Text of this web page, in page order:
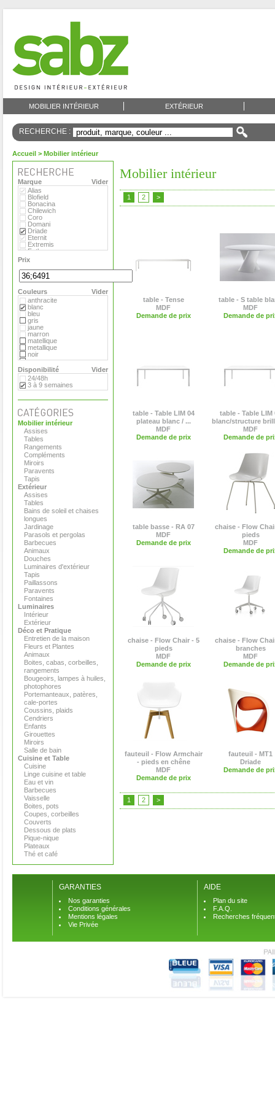
MOBILIER INTÉRIEUR EXTÉRIEUR
RECHERCHE :
Accueil > Mobilier intérieur
Vider
Marque
Alias
Blofield
Bonacina
Chilewich
Coro
Domani
Driade
Eternit
Extremis
Fatboy
Flora
Foscarini
Gandia Blasco
Hay
MDF
Magis
Marimekko
Matière Grise
Moroso
Paola Lenti
Plank
Pop Corn
Roda
Serralunga
Tribu
Vange
Versus
Viteo
Prix
Vider
Couleurs
anthracite
blanc
bleu
gris
jaune
marron
matellique
metallique
noir
orange
rouge
transparent
vert
Vider
Disponibilité
24/48h
3 à 9 semaines
Mobilier intérieur
Assises
Tables
Rangements
Compléments
Miroirs
Paravents
Tapis
Extérieur
Assises
Tables
Bains de soleil et chaises
longues
Jardinage
Parasols et pergolas
Barbecues
Animaux
Douches
Luminaires d'extérieur
Tapis
Paillassons
Paravents
Fontaines
Luminaires
Intérieur
Extérieur
Déco et Pratique
Entretien de la maison
Fleurs et Plantes
Animaux
Boites, cabas, corbeilles,
rangements
Bougeoirs, lampes à huiles,
photophores
Portemanteaux, patères,
cale-portes
Coussins, plaids
Cendriers
Enfants
Girouettes
Miroirs
Salle de bain
Cuisine et Table
Cuisine
Linge cuisine et table
Eau et vin
Barbecues
Vaisselle
Boites, pots
Coupes, corbeilles
Couverts
Dessous de plats
Pique-nique
Plateaux
Thé et café
Mobilier intérieur
1 2 >
table - Tense
MDF
Demande de prix
table - S table
MDF
Demande de
table - Table LIM 04
plateau blanc / ...
MDF
Demande de prix
table - Table LIM
blanc/structure
MDF
Demande de
table basse - RA 07
MDF
Demande de prix
chaise - Flow
pieds
MDF
Demande de
chaise - Flow Chair - 5
pieds
MDF
Demande de prix
chaise - Flow
branches
MDF
Demande de
fauteuil - Flow Armchair
- pieds en chêne
MDF
Demande de prix
fauteuil - MT1
Driade
Demande de
1 2 >
GARANTIES
Nos garanties
Conditions générales
Mentions légales
Vie Privée
AIDE
Plan du site
F.A.Q.
Recherches